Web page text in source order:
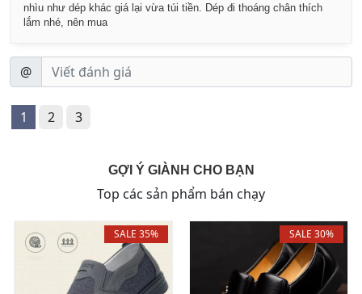
nhìu như dép khác giá lại vừa túi tiền. Dép đi thoáng chân thích
lắm nhé, nên mua
@
1 2 3
GỢI Ý GIÀNH CHO BẠN
Top các sản phẩm bán chạy
SALE 35% SALE 30%